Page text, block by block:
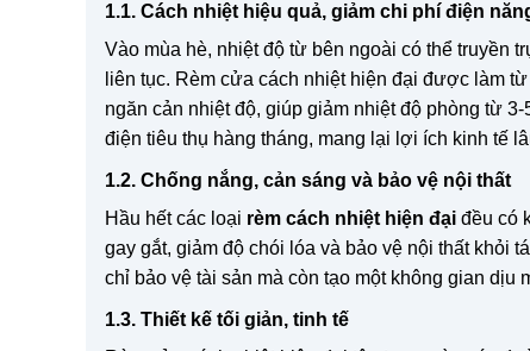
1.1. Cách nhiệt hiệu quả, giảm chi phí điện
Vào mùa hè, nhiệt độ từ bên ngoài có thể truyền
liên tục. Rèm cửa cách nhiệt hiện đại được làm
ngăn cản nhiệt độ, giúp giảm nhiệt độ phòng từ
điện tiêu thụ hàng tháng, mang lại lợi ích kinh tế
1.2. Chống nắng, cản sáng và bảo vệ nội thất
Hầu hết các loại rèm cách nhiệt hiện đại đều có
gay gắt, giảm độ chói lóa và bảo vệ nội thất khỏi
chỉ bảo vệ tài sản mà còn tạo một không gian dịu
1.3. Thiết kế tối giản, tinh tế